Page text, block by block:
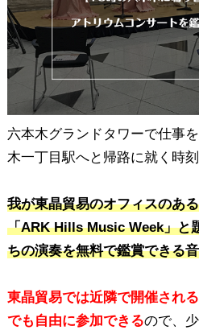
六本木グランドタワーで仕事
木一丁目駅へと帰路に就く時刻
我が東晶貿易のオフィスのあ
「ARK Hills Music Week」と
ちの演奏を無料で鑑賞できる
東晶貿易では近隣で開催され
でも自由に参加できるので、